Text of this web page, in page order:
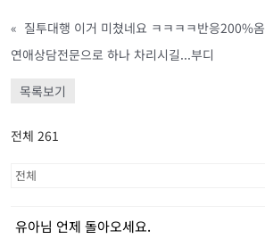
« 질투대행 이거 미쳤네요 ㅋㅋㅋㅋ반응200%옴
연애상담전문으로 하나 차리시길...부디
목록보기
전체 261
유아님 언제 돌아오세요.